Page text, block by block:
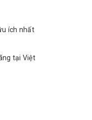
ích nhất
tại Việt